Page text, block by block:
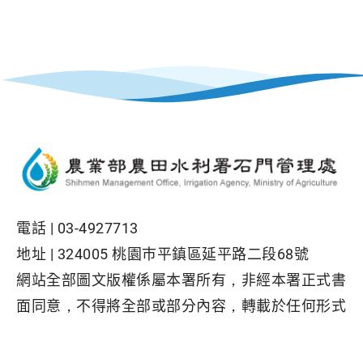
電話 | 03-4927713
地址 | 324005 桃園巿平鎮區延平路二段68號
網站全部圖文版權係屬本署所有，非經本署正式書
面同意，不得將全部或部分內容，轉載於任何形式